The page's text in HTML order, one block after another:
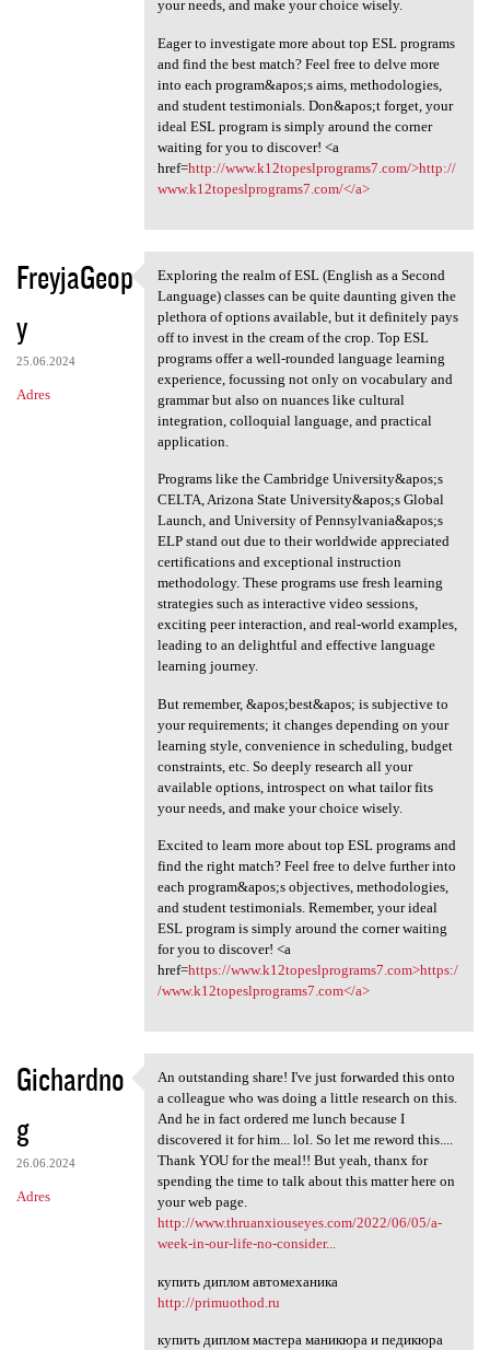
your needs, and make your choice wisely.
Eager to investigate more about top ESL programs
and find the best match? Feel free to delve more
into each program&apos;s aims, methodologies,
and student testimonials. Don&apos;t forget, your
ideal ESL program is simply around the corner
waiting for you to discover! <a
href=http://www.k12topeslprograms7.com/>http://
www.k12topeslprograms7.com/</a>
FreyjaGeop
y
25.06.2024
Adres
Exploring the realm of ESL
Exploring the realm of ESL (English as a Second
Language) classes can be quite daunting given the
plethora of options available, but it definitely pays
off to invest in the cream of the crop. Top ESL
programs offer a well-rounded language learning
experience, focussing not only on vocabulary and
grammar but also on nuances like cultural
integration, colloquial language, and practical
application.
Programs like the Cambridge University&apos;s
CELTA, Arizona State University&apos;s Global
Launch, and University of Pennsylvania&apos;s
ELP stand out due to their worldwide appreciated
certifications and exceptional instruction
methodology. These programs use fresh learning
strategies such as interactive video sessions,
exciting peer interaction, and real-world examples,
leading to an delightful and effective language
learning journey.
But remember, &apos;best&apos; is subjective to
your requirements; it changes depending on your
learning style, convenience in scheduling, budget
constraints, etc. So deeply research all your
available options, introspect on what tailor fits
your needs, and make your choice wisely.
Excited to learn more about top ESL programs and
find the right match? Feel free to delve further into
each program&apos;s objectives, methodologies,
and student testimonials. Remember, your ideal
ESL program is simply around the corner waiting
for you to discover! <a
href=https://www.k12topeslprograms7.com>https:/
/www.k12topeslprograms7.com</a>
Gichardno
g
26.06.2024
Adres
An outstanding share! I've
An outstanding share! I've just forwarded this onto
a colleague who was doing a little research on this.
And he in fact ordered me lunch because I
discovered it for him... lol. So let me reword this....
Thank YOU for the meal!! But yeah, thanx for
spending the time to talk about this matter here on
your web page.
http://www.thruanxiouseyes.com/2022/06/05/a-
week-in-our-life-no-consider...
купить диплом автомеханика
http://primuothod.ru
купить диплом мастера маникюра и педикюра